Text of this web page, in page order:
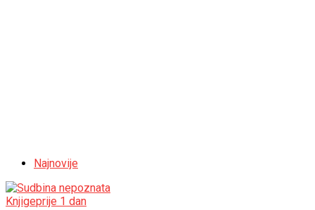
Najnovije
Knjigeprije 1 dan